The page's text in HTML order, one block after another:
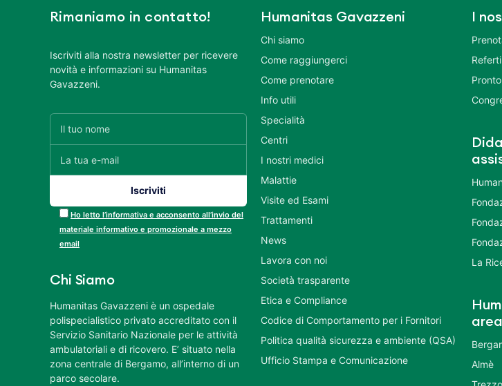
Rimaniamo in contatto!
Iscriviti alla nostra newsletter per ricevere
novità e informazioni su Humanitas
Gavazzeni.
Ho letto l’informativa e acconsento all’invio del
materiale informativo e promozionale a mezzo
email
Chi Siamo
Humanitas Gavazzeni è un ospedale
polispecialistico privato accreditato con il
Servizio Sanitario Nazionale per le attività
ambulatoriali e di ricovero. E’ situato nella
zona centrale di Bergamo, all’interno di un
parco secolare.
Humanitas Gavazzeni
Chi siamo
Come raggiungerci
Come prenotare
Info utili
Specialità
Centri
I nostri medici
Malattie
Visite ed Esami
Trattamenti
News
Lavora con noi
Società trasparente
Etica e Compliance
Codice di Comportamento per i Fornitori
Politica qualità sicurezza e ambiente (QSA)
Ufficio Stampa e Comunicazione
I
La
Almè